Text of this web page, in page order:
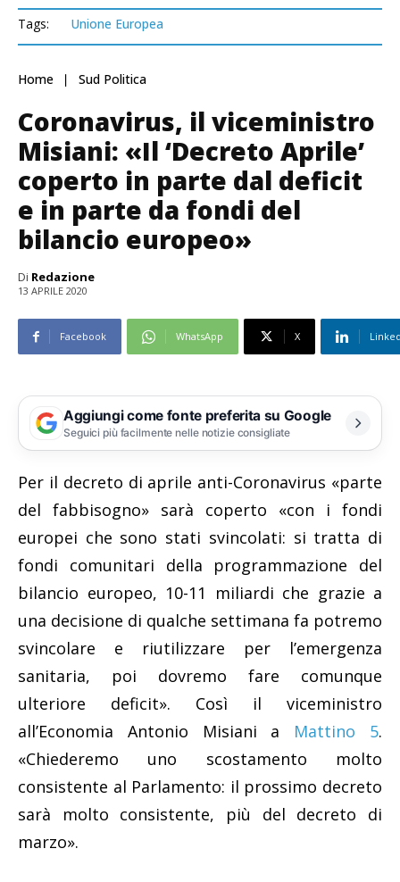
Tags: Unione Europea
Home Sud Politica
Coronavirus, il viceministro
Misiani: «Il ‘Decreto Aprile’
coperto in parte dal deficit
e in parte da fondi del
bilancio europeo»
Di Redazione
13 APRILE 2020
Facebook WhatsApp X
Aggiungi come fonte preferita su Google
Seguici più facilmente nelle notizie consigliate
Per il decreto di aprile anti-Coronavirus «parte
del fabbisogno» sarà coperto «con i fondi
europei che sono stati svincolati: si tratta di
fondi comunitari della programmazione del
bilancio europeo, 10-11 miliardi che grazie a
una decisione di qualche settimana fa potremo
svincolare e riutilizzare per l’emergenza
sanitaria, poi dovremo fare comunque
ulteriore deficit». Così il viceministro
all’Economia Antonio Misiani a Mattino 5.
«Chiederemo uno scostamento molto
consistente al Parlamento: il prossimo decreto
sarà molto consistente, più del decreto di
marzo».